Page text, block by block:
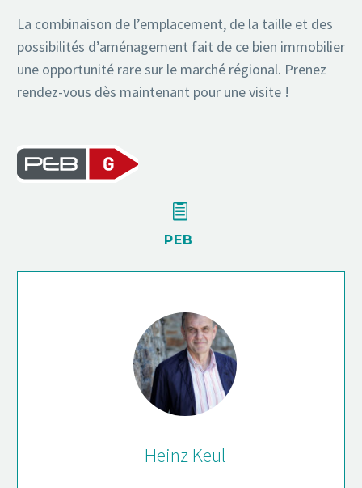
La combinaison de l’emplacement, de la taille et des
possibilités d’aménagement fait de ce bien immobilier
une opportunité rare sur le marché régional. Prenez
rendez-vous dès maintenant pour une visite !


PEB
Heinz Keul